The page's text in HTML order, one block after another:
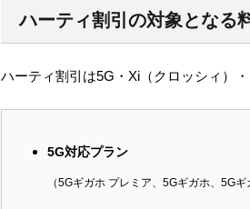
ハーティ割引の対象となる
ハーティ割引は5G・Xi（クロッシィ）
5G対応プラン
（5Gギガホ プレミア、5Gギガホ、5G